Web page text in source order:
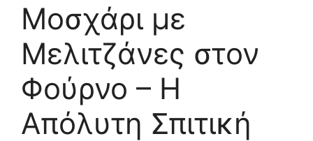
Μοσχάρι με
Μελιτζάνες στον
Φούρνο – Η
Απόλυτη Σπιτική